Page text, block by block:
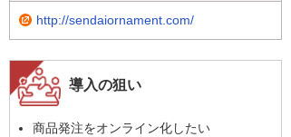
http://sendaiornament.com/
導入の狙い
商品発注をオンライン化したい